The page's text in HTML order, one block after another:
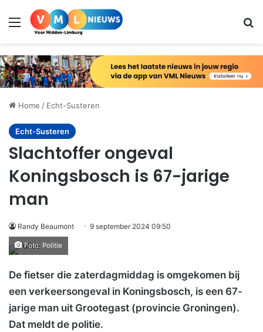
Menu
Home / Echt-Susteren
Echt-Susteren
Slachtoffer ongeval
Koningsbosch is 67-jarige
man
Randy Beaumont 9 september 2024 09:50
Foto: Politie
De fietser die zaterdagmiddag is omgekomen bij
een verkeersongeval in Koningsbosch, is een 67-
jarige man uit Grootegast (provincie Groningen).
Dat meldt de politie.